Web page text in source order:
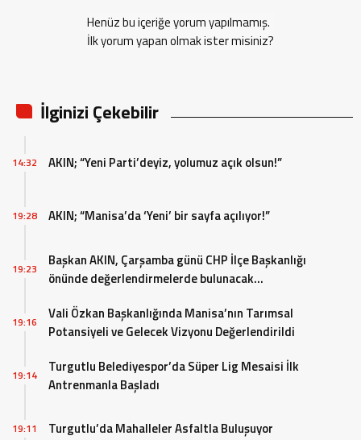
Henüz bu içeriğe yorum yapılmamış.
İlk yorum yapan olmak ister misiniz?
İlginizi Çekebilir
AKIN; “Yeni Parti’deyiz, yolumuz açık olsun!”
14:32
AKIN; “Manisa’da ‘Yeni’ bir sayfa açılıyor!”
19:28
Başkan AKIN, Çarşamba günü CHP İlçe Başkanlığı
önünde değerlendirmelerde bulunacak…
19:23
Vali Özkan Başkanlığında Manisa’nın Tarımsal
Potansiyeli ve Gelecek Vizyonu Değerlendirildi
19:16
Turgutlu Belediyespor’da Süper Lig Mesaisi İlk
Antrenmanla Başladı
19:14
Turgutlu’da Mahalleler Asfaltla Buluşuyor
19:11